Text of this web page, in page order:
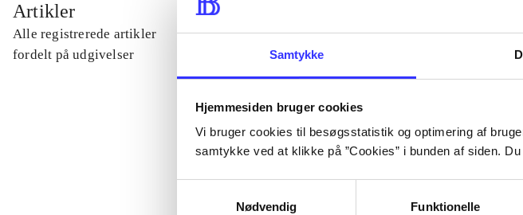
Samtykke
Hjemmesiden bruger cookies
Vi bruger cookies til besøgsstatistik og optimering af
samtykke ved at klikke på ”Cookies” i bunden af siden.
Nødvendig
Funktionelle
Artikler
Alle registrerede artikler
fordelt på udgivelser
...
...
...
...